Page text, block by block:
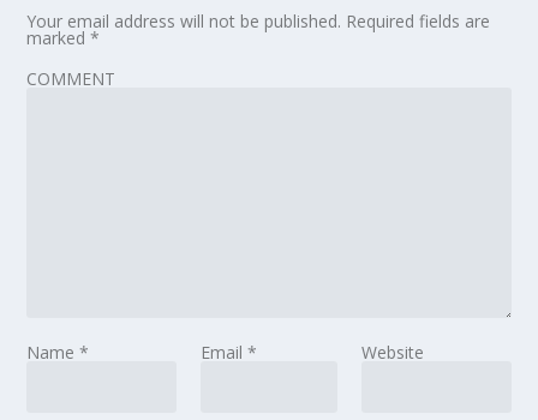
Your email address will not be published. Required fields are
marked*
COMMENT
Name* Email * Website